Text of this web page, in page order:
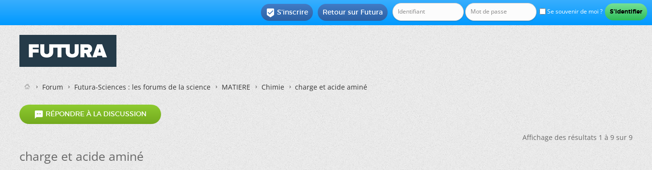
Se souvenir de moi ?
Retour sur Futura
 S'inscrire
Forum Futura-Sciences : les forums de la science MATIERE Chimie charge et acide aminé
 RÉPONDRE À LA DISCUSSION
Affichage des résultats 1 à 9 sur 9
charge et acide aminé